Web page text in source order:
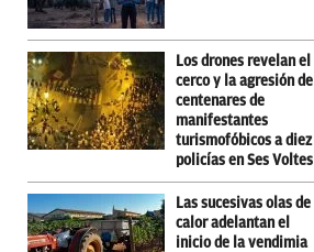
Los drones revelan el
cerco y la agresión de
centenares de
manifestantes
turismofóbicos a diez
policías en Ses Voltes
Las sucesivas olas de
calor adelantan el
inicio de la vendimia